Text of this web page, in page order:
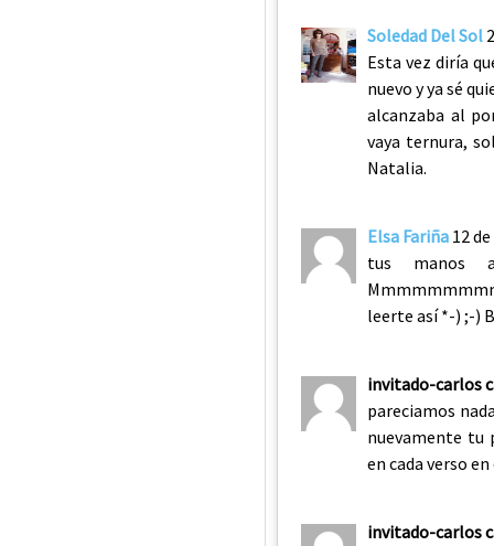
Soledad Del Sol
Esta vez diría
nuevo y ya sé
alcanzaba al
vaya ternura,
Natalia.
Elsa Fariña 12
tus manos
leerte así *-) ;-)
invitado-carlos
pareciamos
nuevamente tu
en cada verso
invitado-carlos